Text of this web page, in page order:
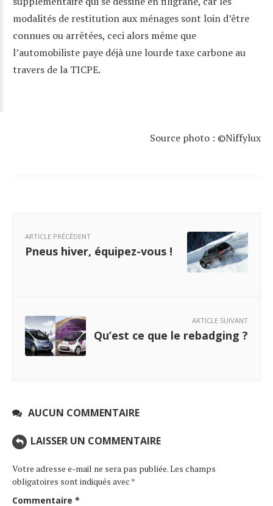
modalités de restitution aux ménages sont loin d’être
connues ou arrêtées, ceci alors même que
l’automobiliste paye déjà une lourde taxe carbone au
travers de la TICPE.
Source photo : ©Niffylux
ARTICLE PRÉCÉDENT
Pneus hiver, équipez-vous !
ARTICLE SUIVANT
Qu’est ce que le rebadging ?
AUCUN COMMENTAIRE
LAISSER UN COMMENTAIRE
Votre adresse e-mail ne sera pas publiée.Les champs
obligatoires sont indiqués avec *
Commentaire *